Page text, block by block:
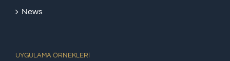
News
UYGULAMA ÖRNEKLERİ